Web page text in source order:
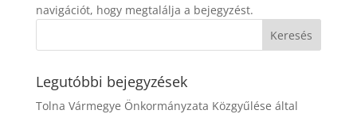
navigációt, hogy megtalálja a bejegyzést.
Legutóbbi bejegyzések
Tolna Vármegye Önkormányzata Közgyűlése által